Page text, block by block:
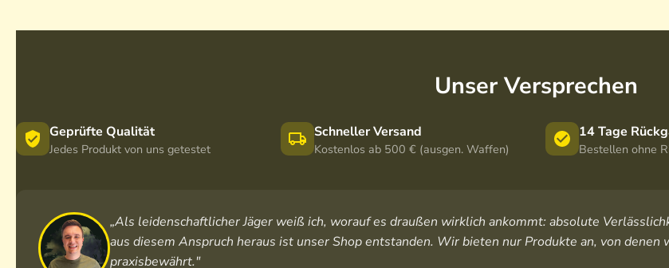
Unser Versprechen
Geprüfte Qualität
Jedes Produkt von uns getestet
Schneller Versand
Kostenlos ab 500 € (ausgen. Waffen)
14 Tage
Bestellen ohne
„Als leidenschaftlicher Jäger weiß ich, worauf es draußen wirklich ankommt: absolute
aus diesem Anspruch heraus ist unser Shop entstanden. Wir bieten nur Produkte an, von
praxisbewährt."